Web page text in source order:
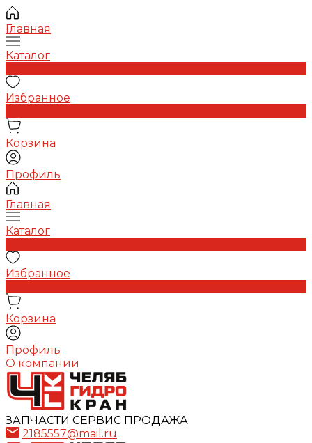
Главная
Каталог
Избранное
Корзина
Профиль
Главная
Каталог
Избранное
Корзина
Профиль
О компании
ЗАПЧАСТИ СЕРВИС ПРОДАЖА
2185557@mail.ru